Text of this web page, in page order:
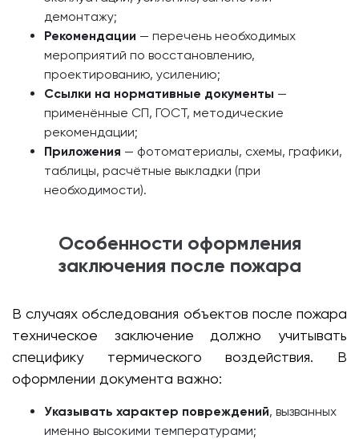
демонтажу;
Рекомендации — перечень необходимых
мероприятий по восстановлению,
проектированию, усилению;
Ссылки на нормативные документы —
применённые СП, ГОСТ, методические
рекомендации;
Приложения — фотоматериалы, схемы, графики,
таблицы, расчётные выкладки (при
необходимости).
Особенности оформления
заключения после пожара
В случаях обследования объектов после пожара
техническое заключение должно учитывать
специфику термического воздействия. В
оформлении документа важно:
Указывать характер повреждений, вызванных
именно высокими температурами;